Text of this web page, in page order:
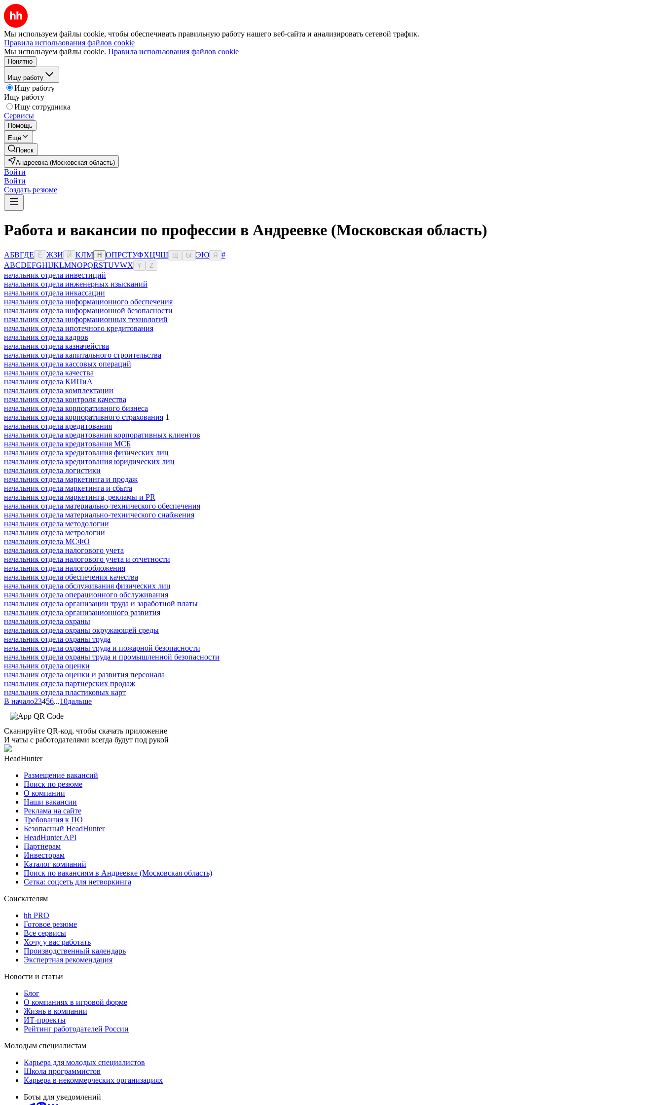
Мы используем файлы cookie, чтобы обеспечивать правильную работу нашего веб-сайта и анализировать сетевой трафик.
Правила использования файлов cookie
Мы используем файлы cookie. Правила использования файлов cookie
Понятно
Ищу работу
Ищу работу
Ищу работу
Ищу сотрудника
Сервисы
Помощь
Ещё
Поиск
Андреевка (Московская область)
Войти
Войти
Создать резюме
Работа и вакансии по профессии в Андреевке (Московская область)
АБВГДЕ Ё ЖЗИ Й КЛМ Н ОПРСТУФХЦЧШ Ы ЭЮ Я
#
ABCDEFGHIJKLMNOPQRSTUVWX Y Z
начальник отдела инвестиций
начальник отдела инженерных изысканий
начальник отдела инкассации
начальник отдела информационного обеспечения
начальник отдела информационной безопасности
начальник отдела информационных технологий
начальник отдела ипотечного кредитования
начальник отдела кадров
начальник отдела казначейства
начальник отдела капитального строительства
начальник отдела кассовых операций
начальник отдела качества
начальник отдела КИПиА
начальник отдела комплектации
начальник отдела контроля качества
начальник отдела корпоративного бизнеса
начальник отдела корпоративного страхования 1
начальник отдела кредитования
начальник отдела кредитования корпоративных клиентов
начальник отдела кредитования МСБ
начальник отдела кредитования физических лиц
начальник отдела кредитования юридических лиц
начальник отдела логистики
начальник отдела маркетинга и продаж
начальник отдела маркетинга и сбыта
начальник отдела маркетинга, рекламы и PR
начальник отдела материально-технического обеспечения
начальник отдела материально-технического снабжения
начальник отдела методологии
начальник отдела метрологии
начальник отдела МСФО
начальник отдела налогового учета
начальник отдела налогового учета и отчетности
начальник отдела налогообложения
начальник отдела обеспечения качества
начальник отдела обслуживания физических лиц
начальник отдела операционного обслуживания
начальник отдела организации труда и заработной платы
начальник отдела организационного развития
начальник отдела охраны
начальник отдела охраны окружающей среды
начальник отдела охраны труда
начальник отдела охраны труда и пожарной безопасности
начальник отдела охраны труда и промышленной безопасности
начальник отдела оценки
начальник отдела оценки и развития персонала
начальник отдела партнерских продаж
начальник отдела пластиковых карт
В начало23456...10дальше
Сканируйте QR-код, чтобы скачать приложение
И чаты с работодателями всегда будут под рукой
HeadHunter
Размещение вакансий
Поиск по резюме
О компании
Наши вакансии
Реклама на сайте
Требования к ПО
Безопасный HeadHunter
HeadHunter API
Партнерам
Инвесторам
Каталог компаний
Поиск по вакансиям в Андреевке (Московская область)
Сетка: соцсеть для нетворкинга
Соискателям
hh PRO
Готовое резюме
Все сервисы
Хочу у вас работать
Производственный календарь
Экспертная рекомендация
Новости и статьи
Блог
О компаниях в игровой форме
Жизнь в компании
ИТ-проекты
Рейтинг работодателей России
Молодым специалистам
Карьера для молодых специалистов
Школа программистов
Карьера в некоммерческих организациях
Боты для уведомлений